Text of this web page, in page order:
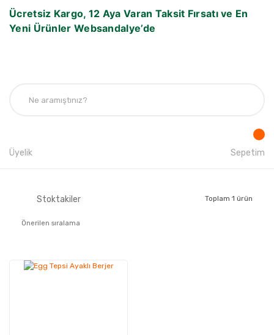
Ücretsiz Kargo, 12 Aya Varan Taksit Fırsatı ve En
Yeni Ürünler Websandalye’de
Üyelik Sepetim
Stoktakiler Toplam 1 ürün